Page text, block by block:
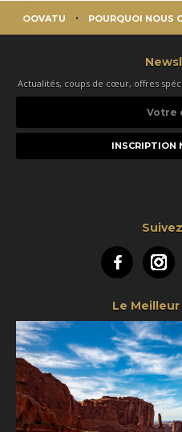
OOVATU POURQUOI NOUS
Actualités, coups de cœur, offres
e-
Le